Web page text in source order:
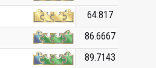
64.817
86.6667
89.7143